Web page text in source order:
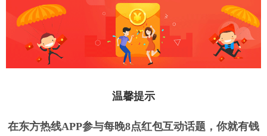
温馨提示
在东方热线APP参与每晚8点红包互动话题，你就有钱